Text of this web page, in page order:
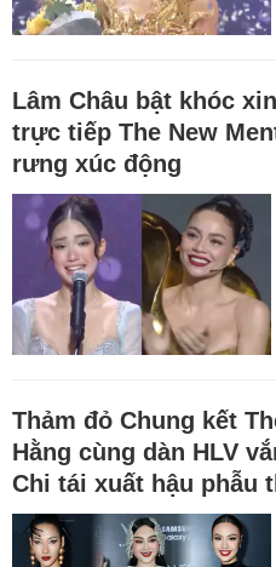
trực tiếp The New
rưng xúc động
Hằng cùng dàn HLV
Chi tái xuất hậu phẫu